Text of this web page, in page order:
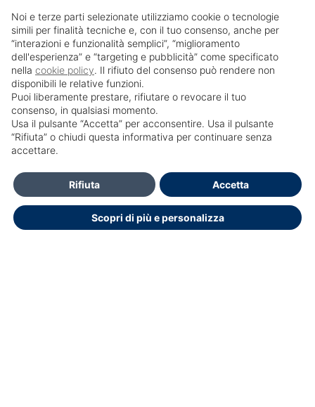
SailPortal 8.5.1 build 18
Contatti
Per Informazioni e accesso al portale Contattare Centro Studi
e Formazione: segreteria.csf@vidas.it
Noi e terze parti selezionate utilizziamo cookie o tecnologie
simili per finalità tecniche e, con il tuo consenso, anche per
“interazioni e funzionalità semplici”, “miglioramento
dell'esperienza” e “targeting e pubblicità” come specificato
nella cookie policy. Il rifiuto del consenso può rendere non
disponibili le relative funzioni.
Puoi liberamente prestare, rifiutare o revocare il tuo
consenso, in qualsiasi momento.
Usa il pulsante “Accetta” per acconsentire. Usa il pulsante
“Rifiuta” o chiudi questa informativa per continuare senza
accettare.
Scopri di più e personalizza
Rifiuta Accetta